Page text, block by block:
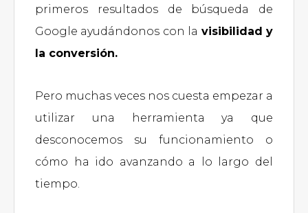
primeros resultados de búsqueda de
Google ayudándonos con la visibilidad y
la conversión.
Pero muchas veces nos cuesta empezar a
utilizar una herramienta ya que
desconocemos su funcionamiento o
cómo ha ido avanzando a lo largo del
tiempo.